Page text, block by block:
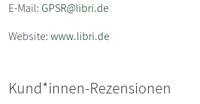
E-Mail:GPSR@libri.de
Website:www.libri.de
Kund*innen-Rezensionen